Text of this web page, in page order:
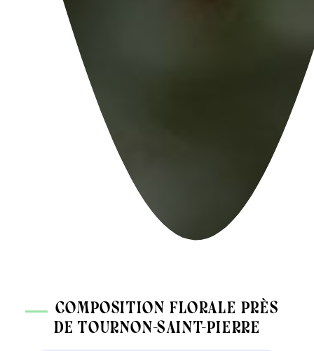
composition florale près
de Tournon-Saint-Pierre